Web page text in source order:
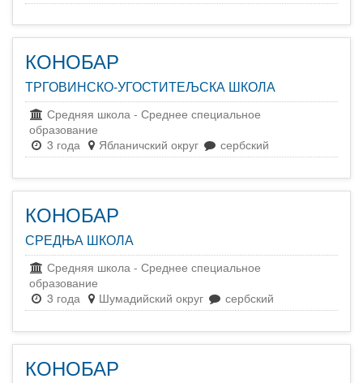
КОНОБАР
ТРГОВИНСКО-УГОСТИТЕЉСКА ШКОЛА
Средняя школа - Среднее специальное
образование
3 года
Ябланичский округ сербский
КОНОБАР
СРЕДЊА ШКОЛА
Средняя школа - Среднее специальное
образование
3 года
Шумадийский округ сербский
КОНОБАР